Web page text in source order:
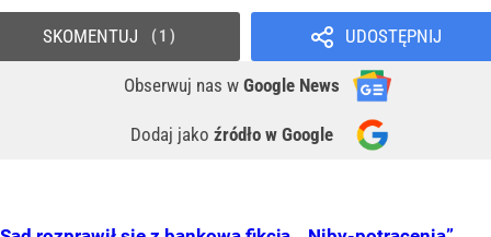
UDOSTĘPNIJ
Obserwuj nas w Google News
Dodaj jako źródło w Google
SKOMENTUJ 1